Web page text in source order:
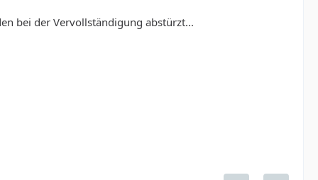
bei der Vervollständigung abstürzt...